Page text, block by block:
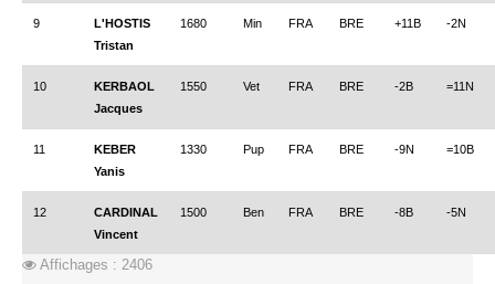
9
L'HOSTIS
Tristan
1680 Min FRA BRE +11B -2N
10
KERBAOL
Jacques
1550 Vet FRA BRE -2B =11N
11
KEBER
Yanis
1330 Pup FRA BRE -9N =10B
12
CARDINAL
Vincent
1500 Ben FRA BRE -8B -5N
Affichages : 2406